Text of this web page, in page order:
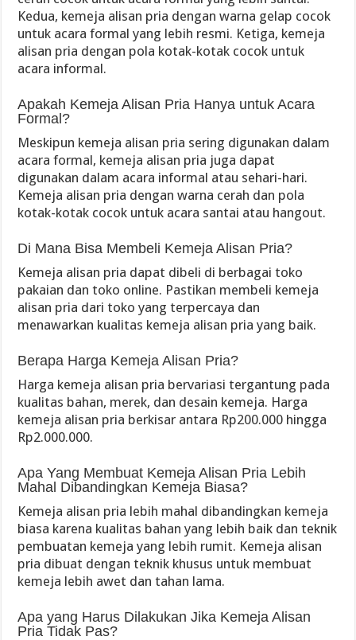
Kedua, kemeja alisan pria dengan warna gelap cocok
untuk acara formal yang lebih resmi. Ketiga, kemeja
alisan pria dengan pola kotak-kotak cocok untuk
acara informal.
Apakah Kemeja Alisan Pria Hanya untuk Acara
Formal?
Meskipun kemeja alisan pria sering digunakan dalam
acara formal, kemeja alisan pria juga dapat
digunakan dalam acara informal atau sehari-hari.
Kemeja alisan pria dengan warna cerah dan pola
kotak-kotak cocok untuk acara santai atau hangout.
Di Mana Bisa Membeli Kemeja Alisan Pria?
Kemeja alisan pria dapat dibeli di berbagai toko
pakaian dan toko online. Pastikan membeli kemeja
alisan pria dari toko yang terpercaya dan
menawarkan kualitas kemeja alisan pria yang baik.
Berapa Harga Kemeja Alisan Pria?
Harga kemeja alisan pria bervariasi tergantung pada
kualitas bahan, merek, dan desain kemeja. Harga
kemeja alisan pria berkisar antara Rp200.000 hingga
Rp2.000.000.
Apa Yang Membuat Kemeja Alisan Pria Lebih
Mahal Dibandingkan Kemeja Biasa?
Kemeja alisan pria lebih mahal dibandingkan kemeja
biasa karena kualitas bahan yang lebih baik dan teknik
pembuatan kemeja yang lebih rumit. Kemeja alisan
pria dibuat dengan teknik khusus untuk membuat
kemeja lebih awet dan tahan lama.
Apa yang Harus Dilakukan Jika Kemeja Alisan
Pria Tidak Pas?